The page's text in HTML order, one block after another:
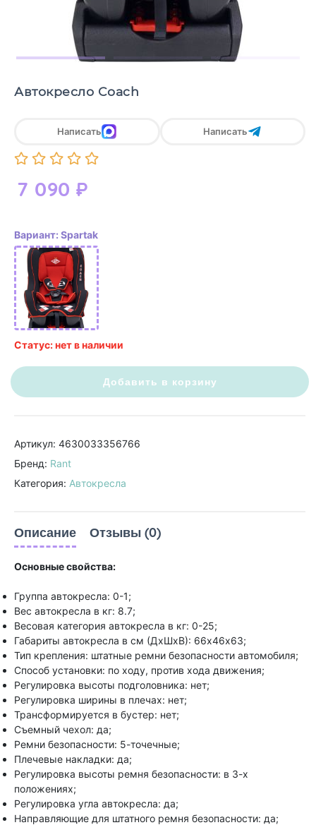
Автокресло Coach
7 090 ₽
Написать Написать
Вариант: Spartak
Статус: нет в наличии
Добавить в корзину
Артикул: 4630033356766
Бренд: Rant
Категория: Автокресла
Описание Отзывы (0)
Основные свойства:
Группа автокресла: 0-1;
Вес автокресла в кг: 8.7;
Весовая категория автокресла в кг: 0-25;
Габариты автокресла в см (ДхШхВ): 66х46х63;
Тип крепления: штатные ремни безопасности автомобиля;
Способ установки: по ходу, против хода движения;
Регулировка высоты подголовника: нет;
Регулировка ширины в плечах: нет;
Трансформируется в бустер: нет;
Съемный чехол: да;
Ремни безопасности: 5-точечные;
Плечевые накладки: да;
Регулировка высоты ремня безопасности: в 3-х
положениях;
Регулировка угла автокресла: да;
Направляющие для штатного ремня безопасности: да;